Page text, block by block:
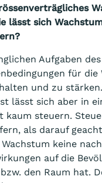
lässt sich
Aufgaben
für
und zu
lässt sich aber in
kaum steuern.
als darauf
Wachstum keine
auf die
den Raum hat.